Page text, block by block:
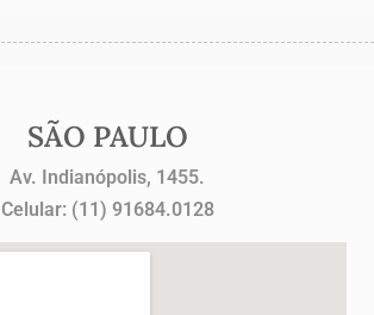
SÃO PAULO
Av. Indianópolis, 1455.
Celular: (11) 91684.0128